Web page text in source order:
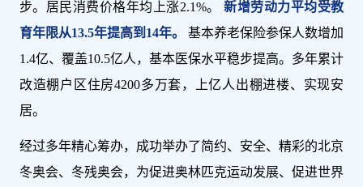
步。居民消费价格年均上涨2.1%。
新增劳动力平均受教
育年限从13.5年提高到14年。 基本养老保险参保人数增加
1.4亿、覆盖10.5亿人，基本医保水平稳步提高。多年累计
改造棚户区住房4200多万套，上亿人出棚进楼、实现安
居。
经过多年精心筹办，成功举办了简约、安全、精彩的北京
冬奥会、冬残奥会，为促进奥林匹克运动发展、促进世界